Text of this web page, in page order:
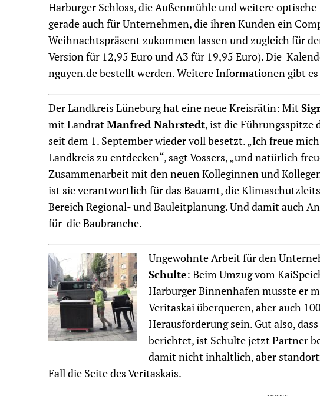
Harburger Schloss, die Außenmühle und weitere
gerade auch für Unternehmen, die ihren Kunden ein
Weihnachtspräsent zukommen lassen und zugleich für
Version für 12,95 Euro und A3 für 19,95 Euro). Die
nguyen.de bestellt werden. Weitere Informationen gibt
Der Landkreis Lüneburg hat eine neue Kreisrätin: Mit
mit LandratManfred Nahrstedt, ist die Führungsspitze
seit dem 1. September wieder voll besetzt. „Ich freue
Landkreis zu entdecken“, sagt Vossers, „und natürlich
Zusammenarbeit mit den neuen Kolleginnen und
ist sie verantwortlich für das Bauamt, die
Bereich Regional- und Bauleitplanung. Und damit auch
für die Baubranche.
Ungewohnte Arbeit für den
Schulte: Beim Umzug vom
Harburger Binnenhafen musste er
Veritaskai überqueren, aber auch
Herausforderung sein. Gut also,
berichtet, ist Schulte jetzt Partner
damit nicht inhaltlich, aber
Fall die Seite des Veritaskais.